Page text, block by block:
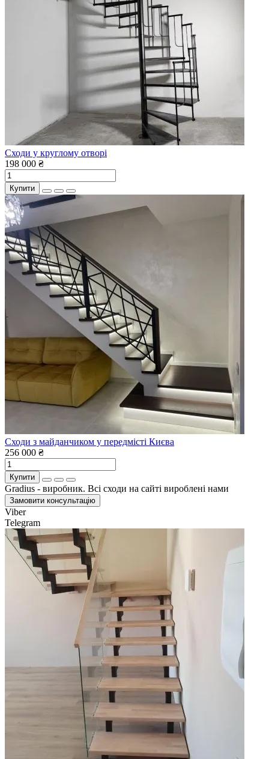
Сходи у круглому отворі
198 000 ₴
Купити
Сходи з майданчиком у передмісті Києва
256 000 ₴
Купити
Gradius - виробник. Всі сходи на сайті вироблені нами
Замовити консультацію
Viber
Telegram